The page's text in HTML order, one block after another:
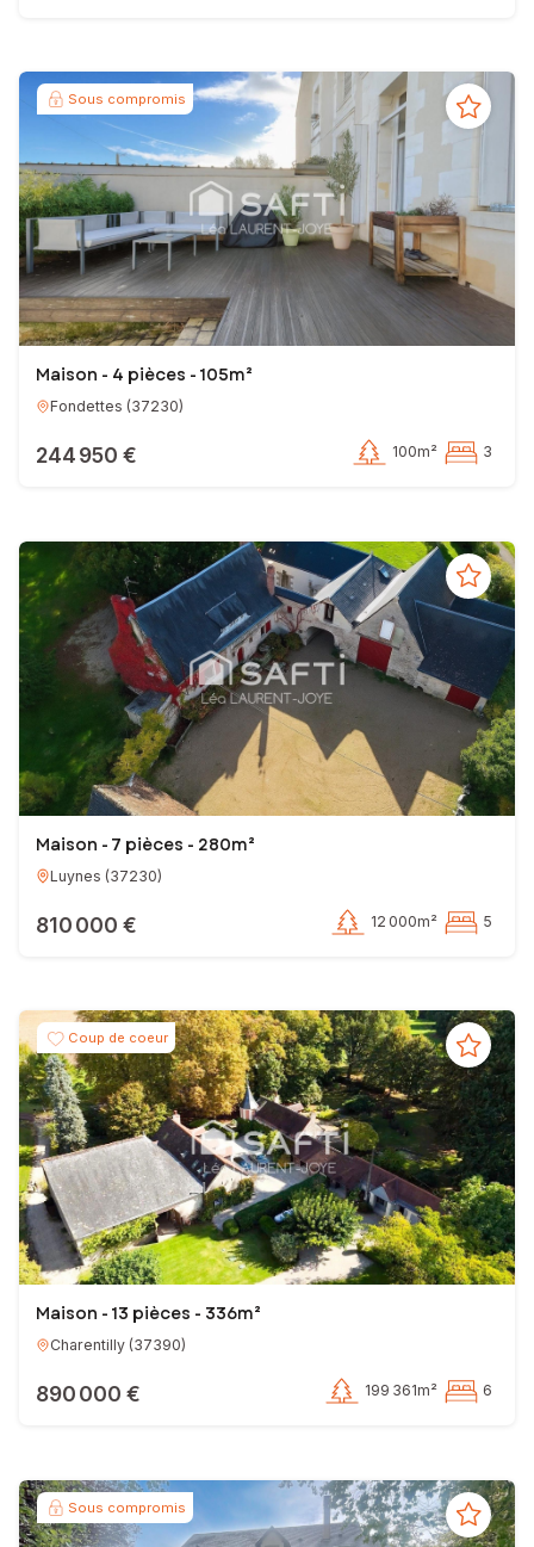
Sous compromis
Maison - 4 pièces - 105m²
Fondettes (37230)
244 950 € 100m² 3
Maison - 7 pièces - 280m²
Luynes (37230)
810 000 € 12 000m² 5
Coup de coeur
Maison - 13 pièces - 336m²
Charentilly (37390)
890 000 € 199 361m² 6
Sous compromis